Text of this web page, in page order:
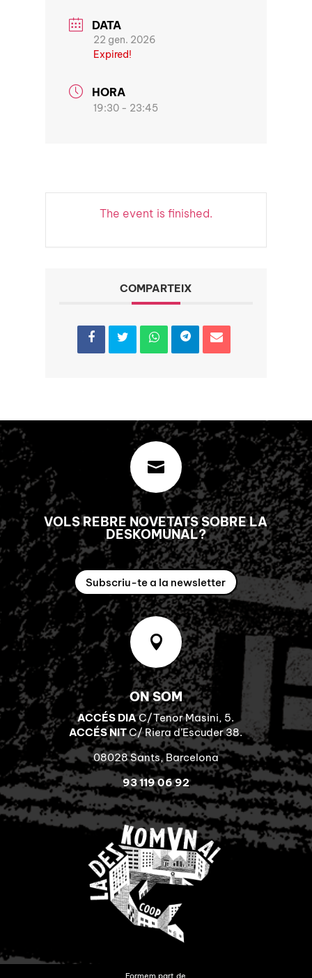
DATA
22 gen. 2026
Expired!
HORA
19:30 - 23:45
The event is finished.
COMPARTEIX

VOLS REBRE NOVETATS SOBRE LA
DESKOMUNAL?
Subscriu-te a la newsletter

ON SOM
ACCÉS DIAC/Tenor Masini, 5.
ACCÉS NITC/ Riera d’Escuder 38.
08028 Sants, Barcelona
93 119 06 92
Formem part de